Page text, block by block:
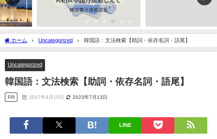
ホーム Uncategorized 韓国語：文法検索【助詞・依存名詞・語尾】
Uncategorized
韓国語：文法検索【助詞・依存名詞・語尾】
PR 2017年4月15日 2023年7月13日
LINE